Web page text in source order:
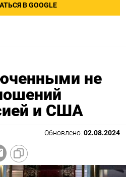
В GOOGLE
не
и США
Обновлено: 02.08.2024